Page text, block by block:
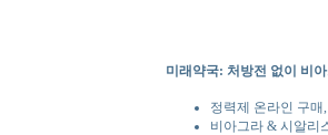
미래약국: 처방전 없이 비
정력제 온라인 구매
비아그라 & 시알리